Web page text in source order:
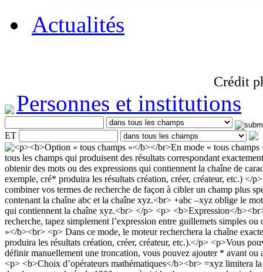
Actualités
Crédit
Personnes et institutions
ET